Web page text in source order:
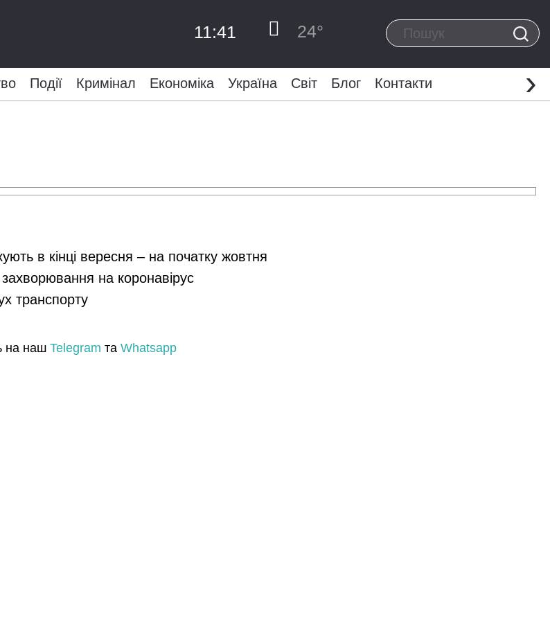
11:41 24°
Події Кримінал Економіка Україна Світ Блог Контакти ›
в кінці вересня – на початку жовтня
на коронавірус
транспорту
на наш Telegram та Whatsapp